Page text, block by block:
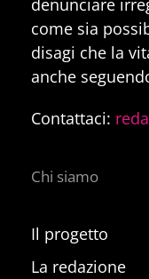
come sia
disagi che la
anche
Contattaci:
Chi siamo
Il progetto
La redazione